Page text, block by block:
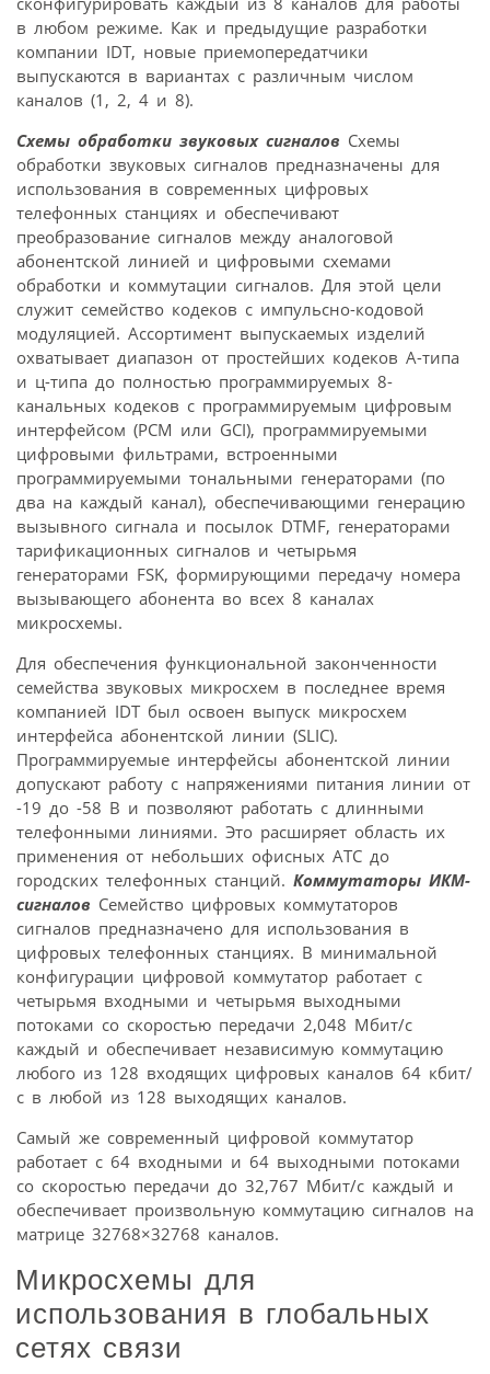
в любом режиме. Как и предыдущие разработки
компании IDT, новые приемопередатчики
выпускаются в вариантах с различным числом
каналов (1, 2, 4 и 8).
Схемы обработки звуковых сигналов Схемы
обработки звуковых сигналов предназначены для
использования в современных цифровых
телефонных станциях и обеспечивают
преобразование сигналов между аналоговой
абонентской линией и цифровыми схемами
обработки и коммутации сигналов. Для этой цели
служит семейство кодеков с импульсно-кодовой
модуляцией. Ассортимент выпускаемых изделий
охватывает диапазон от простейших кодеков A-типа
и ц-типа до полностью программируемых 8-
канальных кодеков с программируемым цифровым
интерфейсом (PCM или GCI), программируемыми
цифровыми фильтрами, встроенными
программируемыми тональными генераторами (по
два на каждый канал), обеспечивающими генерацию
вызывного сигнала и посылок DTMF, генераторами
тарификационных сигналов и четырьмя
генераторами FSK, формирующими передачу номера
вызывающего абонента во всех 8 каналах
микросхемы.
Для обеспечения функциональной законченности
семейства звуковых микросхем в последнее время
компанией IDT был освоен выпуск микросхем
интерфейса абонентской линии (SLIC).
Программируемые интерфейсы абонентской линии
допускают работу с напряжениями питания линии от
-19 до -58 В и позволяют работать с длинными
телефонными линиями. Это расширяет область их
применения от небольших офисных АТС до
городских телефонных станций. Коммутаторы ИКМ-
сигналов Семейство цифровых коммутаторов
сигналов предназначено для использования в
цифровых телефонных станциях. В минимальной
конфигурации цифровой коммутатор работает с
четырьмя входными и четырьмя выходными
потоками со скоростью передачи 2,048 Мбит/с
каждый и обеспечивает независимую коммутацию
любого из 128 входящих цифровых каналов 64 кбит/
с в любой из 128 выходящих каналов.
Самый же современный цифровой коммутатор
работает с 64 входными и 64 выходными потоками
со скоростью передачи до 32,767 Мбит/с каждый и
обеспечивает произвольную коммутацию сигналов на
матрице 32768×32768 каналов.
Микросхемы для
использования в глобальных
сетях связи